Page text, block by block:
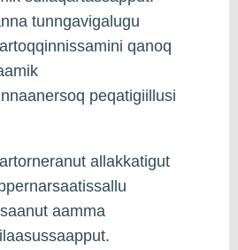
tunngavigalugu
qanoq
peqatigiillusi
allakkatigut
aamma